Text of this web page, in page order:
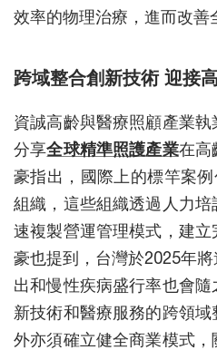
效率的物理治療，進而改善
跨域整合創新技術 迎接
資誠高齡與醫療照顧產業
分享全球精準照護產業在高
豪指出，國際上的標竿案
組織，這些組織透過人力
速複製營運管理模式，建
豪也提到，台灣於2025年
出和慢性疾病盛行率也會
新技術和醫療服務的跨領
外亦須確立健全商業模式